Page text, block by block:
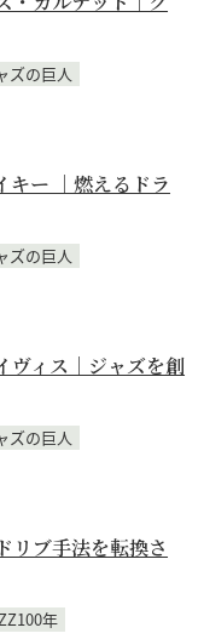
ズの巨人
キー ｜燃えるドラ
ズの巨人
ヴィス｜ジャズを創
ズの巨人
リブ手法を転換さ
年